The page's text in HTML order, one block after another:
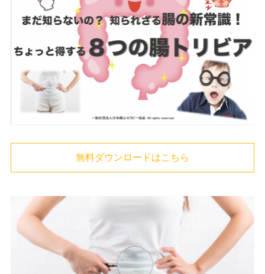
無料ダウンロードはこちら